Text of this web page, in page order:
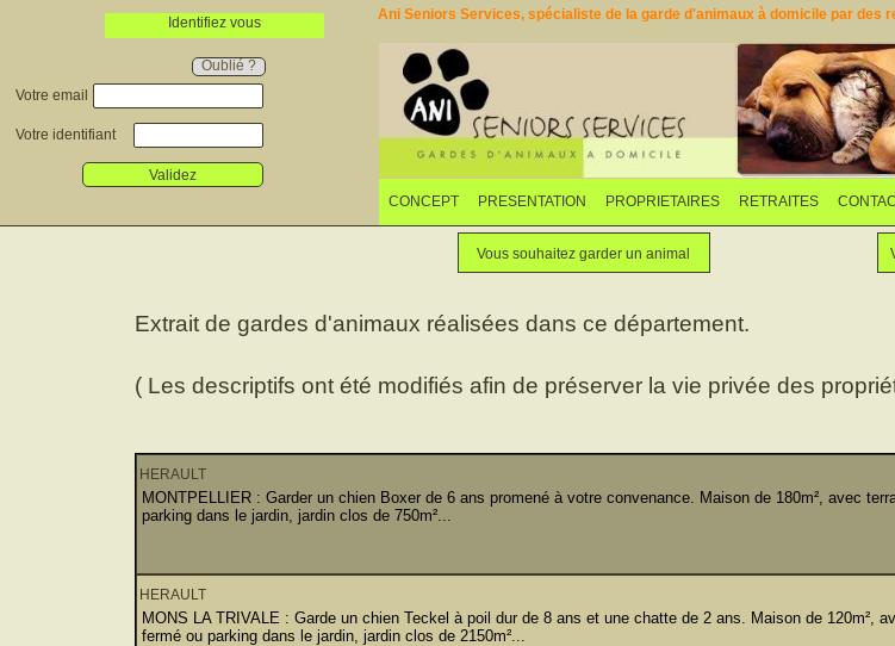
Identifiez vous
Oublié ?
Votre email
Votre identifiant
Validez
Ani Seniors Services, spécialiste de la garde d'animaux à domicile par
CONCEPT PRESENTATION PROPRIETAIRES
Faites garder votre animal
RETRAITES
Vous souhaitez
Vous souhaitez garder un animal
Extrait de gardes d'animaux réalisées dans ce département.
( Les descriptifs ont été modifiés afin de préserver la vie privée des
HERAULT
MONTPELLIER : Garder un chien Boxer de 6 ans promené à votre convenance. Maison de 180m², avec
parking dans le jardin, jardin clos de 750m²...
HERAULT
MONS LA TRIVALE : Garde un chien Teckel à poil dur de 8 ans et une chatte de 2 ans. Maison de 120m²,
fermé ou parking dans le jardin, jardin clos de 2150m²...